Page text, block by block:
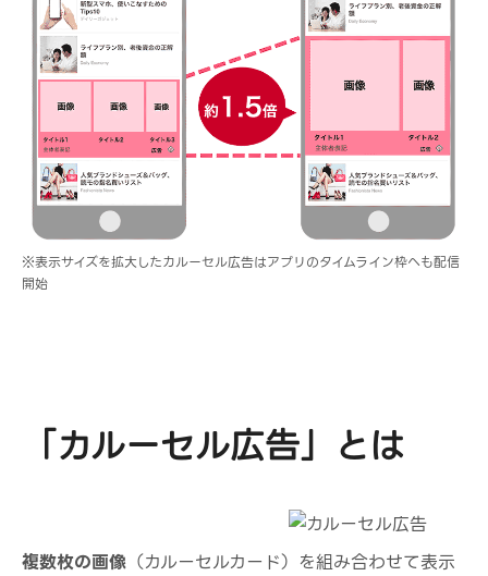
※表示サイズを拡大したカルーセル広告はアプリのタイムライン枠へも配信
開始
「カルーセル広告」とは
複数枚の画像 （カルーセルカード）を組み合わせて表示